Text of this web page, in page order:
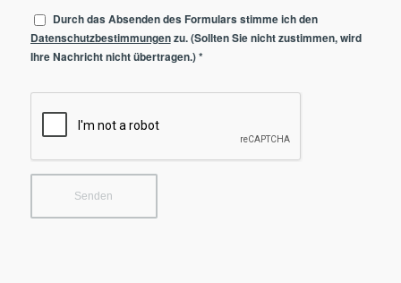
Durch das Absenden des Formulars stimme ich den
Datenschutzbestimmungenzu. (Sollten Sie nicht zustimmen, wird
Ihre Nachricht nicht übertragen.)*